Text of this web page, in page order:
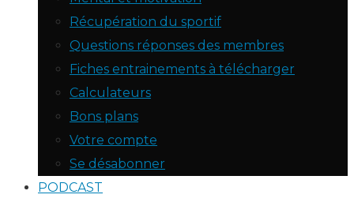
Récupération du sportif
Questions réponses des membres
Fiches entrainements à télécharger
Calculateurs
Bons plans
Votre compte
Se désabonner
PODCAST